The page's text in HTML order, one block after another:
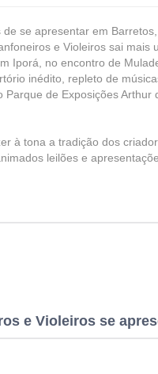
se apresentar em
e Violeiros sai mais
Iporá, no encontro de
inédito, repleto de
de Exposições Arthur
à tona a tradição dos
leilões e
e Violeiros se